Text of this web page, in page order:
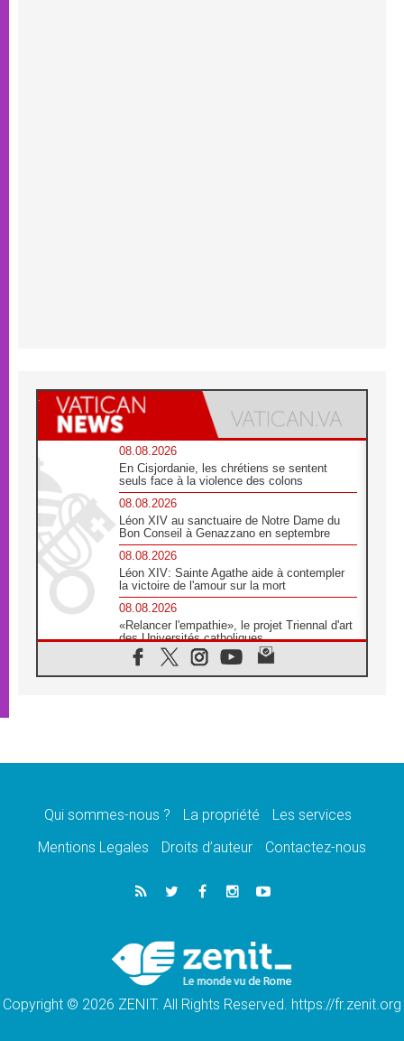
08.08.2026
En Cisjordanie, les chrétiens se sentent
seuls face à la violence des colons
08.08.2026
Léon XIV au sanctuaire de Notre Dame du
Bon Conseil à Genazzano en septembre
08.08.2026
Léon XIV: Sainte Agathe aide à contempler
la victoire de l'amour sur la mort
08.08.2026
«Relancer l'empathie», le projet Triennal d'art
des Universités catholiques
08.08.2026
Signis 2026, donner la parole aux religieuses
07.08.2026
07.08.2026
de l'Assomption et mémoire nationale
«La paix commence par l'empathie» estime
le cardinal Parolin
En Colombie, «la paix ne s'achète pas avec
une signature»
Qui sommes-nous ? La propriété
Les services
Mentions Legales
Droits d’auteur Contactez-nous
Copyright © 2026 ZENIT. All Rights Reserved. https://fr.zenit.org